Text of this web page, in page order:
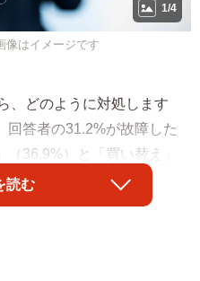
1/4
はイメージです
、どのように対処します
回答者の31.2%が故障した
36.9%）と「買い替え」
した。
読む